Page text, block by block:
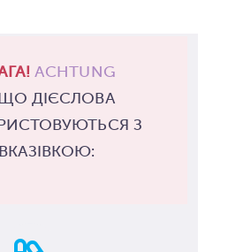
ACHTUNG
ДІЄСЛОВА
З
ВКАЗІВКОЮ: